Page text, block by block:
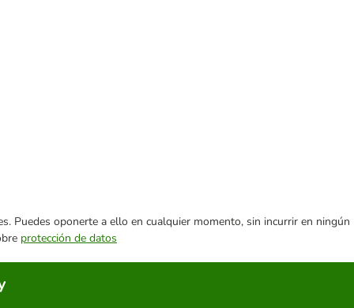
Puedes oponerte a ello en cualquier momento, sin incurrir en ningún
protección de datos